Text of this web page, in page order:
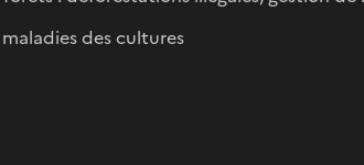
des cultures